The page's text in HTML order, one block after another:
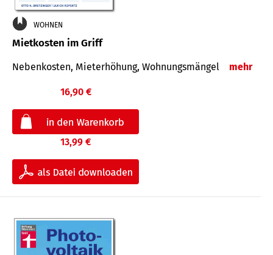
WOHNEN
Mietkosten im Griff
Nebenkosten, Mieterhöhung, Wohnungsmängel mehr
16,90 €
13,99 €